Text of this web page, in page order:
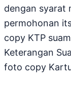
dengan syarat
permohonan
copy KTP
Keterangan
foto copy